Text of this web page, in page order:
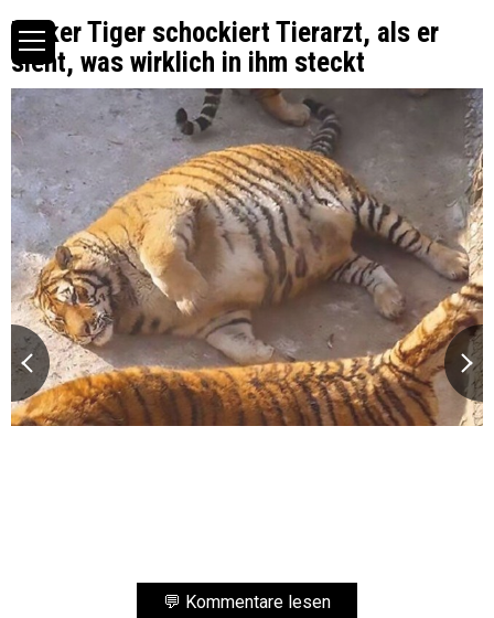
Dicker Tiger schockiert Tierarzt, als er
sieht, was wirklich in ihm steckt
💬 Kommentare lesen